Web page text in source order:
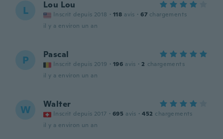
L Lou Lou
Inscrit depuis 2018 · 118 avis · 67 chargements
il y a environ un an
P Pascal
Inscrit depuis 2019 · 196 avis · 2 chargements
il y a environ un an
W Walter
Inscrit depuis 2017 · 695 avis · 452 chargements
il y a environ un an